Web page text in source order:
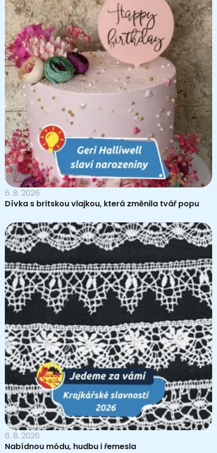
6. 8. 2026
Dívka s britskou vlajkou, která změnila tvář popu
6. 8. 2026
Nabídnou módu, hudbu i řemesla